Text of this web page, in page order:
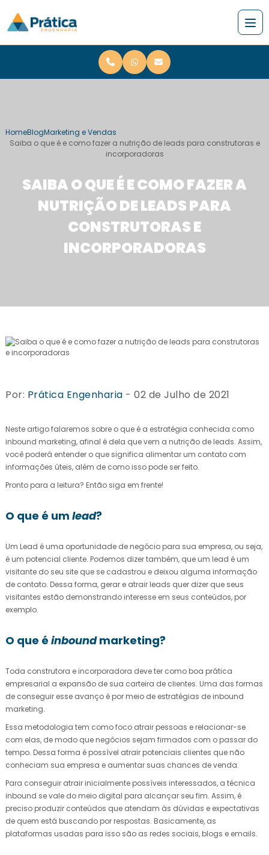
HomeBlogMarketing e Vendas
Saiba o que é e como fazer a nutrição de leads para construtoras e
incorporadoras
SAIBA O QUE É E COMO FAZER A
NUTRIÇÃO DE LEADS PARA
CONSTRUTORAS E
INCORPORADORAS
Por: Prática Engenharia - 02 de Julho de 2021
Neste artigo falaremos sobre o que é a estratégia conhecida como
inbound marketing, afinal é dela que vem a nutrição de leads. Assim,
você poderá entender o que significa alimentar um contato com
informações úteis, além de como isso pode ser feito.
Pronto para a leitura? Então siga em frente!
O que é um lead?
Um Lead é uma oportunidade de negócio para sua empresa, ou seja,
é um potencial cliente. Podemos dizer também, que um lead é um
visitante do seu site que se cadastrou e deixou alguma informação
de contato. Dessa forma, gerar e atrair leads quer dizer que seus
visitantes estão demonstrando interesse em seus conteúdos, por
exemplo.
O que é inboundmarketing?
Toda construtora e incorporadora deve ter como boa prática
empresarial a expansão de sua carteira de clientes. Uma das formas
de conseguir esse avanço é por meio de estratégias de inbound
marketing.
Essa metodologia tem como foco atrair pessoas e relacionar-se
com elas, de modo que negócios sejam firmados com o passar do
tempo. Dessa forma é possível atrair potenciais clientes que não
conheciam sua empresa e aumentar suas chances de venda.
Para conseguir atrair inicialmente possíveis interessados, a técnica
inbound se vale do meio digital para alcançar seu fim. Assim, é
preciso produzir conteúdos que atendam às dúvidas e expectativas
de quem está buscando por respostas. Basicamente, as
plataformas usadas para isso são as redes sociais, blogs e emails.